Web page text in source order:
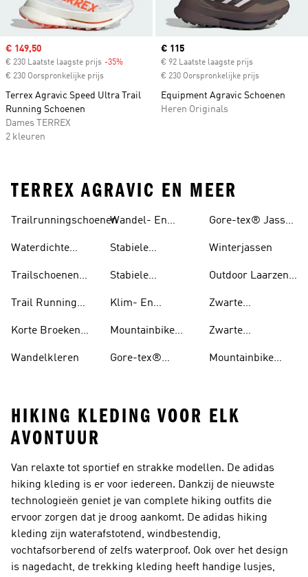
Sale price
€ 149,50
€ 230 Laatste laagste prijs -35%
€ 230 Oorspronkelijke prijs
Terrex Agravic Speed Ultra Trail
Running Schoenen
Dames TERREX
2 kleuren
Current price
€ 115
€ 92 Laatste laagste prijs
€ 230 Oorspronkelijke prijs
Equipment Agravic Schoenen
Heren Originals
TERREX AGRAVIC EN MEER
Trailrunningschoenen
Waterdichte
Trailschoenen
Trail Running
Dames
Korte Broeken
Running
Wandelkleren
Wandel- En
Stabiele
Voor Heren
Stabiele
Voor Dames
Klim- En
Mountainbike
Gore-tex®
Gore-tex® Jassen
Winterjassen
Outdoor Laarzen
Zwarte
Zwarte
Mountainbike
HIKING KLEDING VOOR ELK
AVONTUUR
Van relaxte tot sportief en strakke modellen. De adidas
hiking kleding is er voor iedereen. Dankzij de nieuwste
technologieën geniet je van complete hiking outfits die
ervoor zorgen dat je droog aankomt. De adidas hiking
kleding zijn waterafstotend, windbestendig,
vochtafsorberend of zelfs waterproof. Ook over het design
is nagedacht, de trekking kleding heeft handige lusjes,